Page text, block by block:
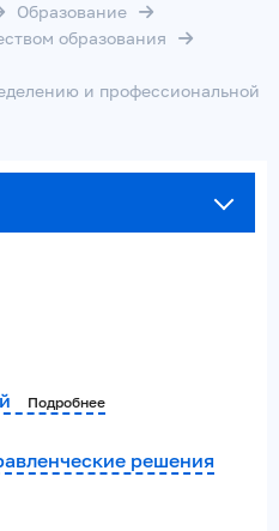
Образование
образования
и профессиональной
Подробнее
решения